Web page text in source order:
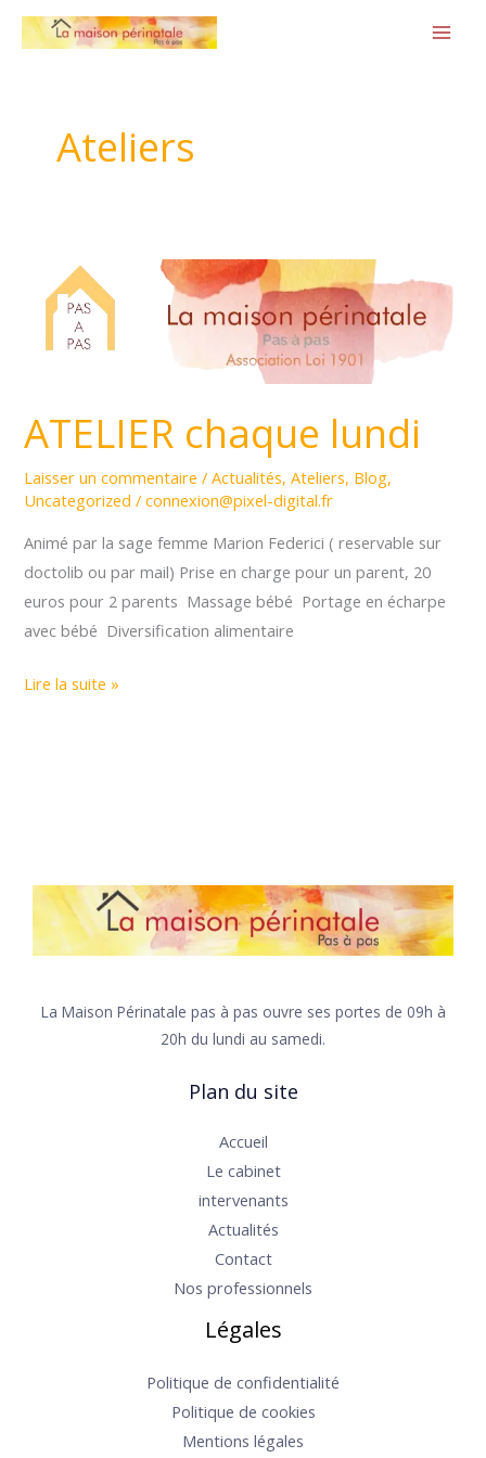
Aller
Ateliers
ATELIER chaque lundi
Laisser un commentaire /Actualités,Ateliers, Blog,
Uncategorized /connexion@pixel-digital.fr
Animé par la sage femme Marion Federici ( reservable sur
doctolib ou par mail) Prise en charge pour un parent, 20
euros pour 2 parents Massage bébé Portage en écharpe
avec bébé Diversification alimentaire
ATELIER
chaque
Lire la suite »
La Maison Périnatale​ pas à pas ouvre ses portes de 09h à
20h du lundi au samedi.
Plan du site
Accueil
Le cabinet
intervenants
Actualités
Contact
Nos professionnels
Légales
Politique de confidentialité
Politique de cookies
Mentions légales